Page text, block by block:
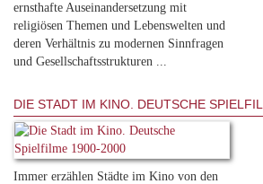
ernsthafte Auseinandersetzung mit
religiösen Themen und Lebenswelten und
deren Verhältnis zu modernen Sinnfragen
und Gesellschaftsstrukturen ...
DIE STADT IM KINO. DEUTSCHE
Immer erzählen Städte im Kino von den